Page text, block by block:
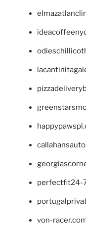
perfectfit24-
von-